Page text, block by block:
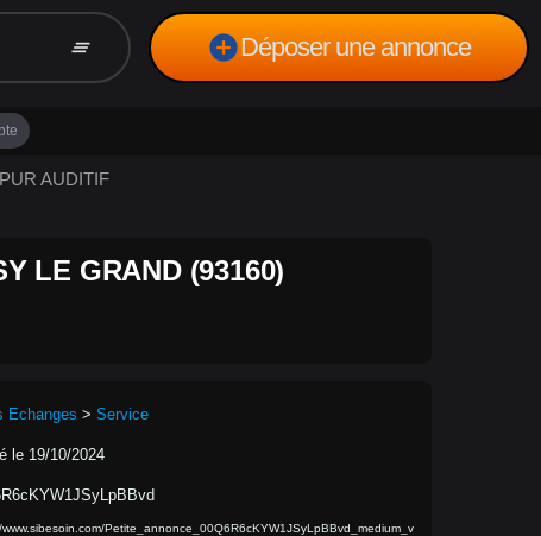
clear_all add_circleDéposer une annonce
AUDITIF
LE GRAND (93160)
Echanges > Service
le 19/10/2024
Petite_annonce_00Q6R6cKYW1JSyLpBBvd_medium_v